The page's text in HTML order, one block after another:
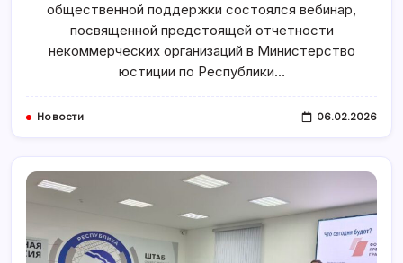
В
МинЮст
Прошел
В
Горно-
Алтайске
общественной поддержки состоялся вебинар,
посвященной предстоящей отчетности
некоммерческих организаций в Министерство
юстиции по Республики…
Новости 06.02.2026